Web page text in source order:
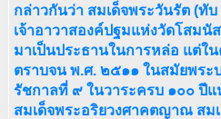
กล่าวกันว่า สมเด็จพระวันรัต (ทั
เจ้าอาวาสองค์ปฐมแห่งวัดโสม
มาเป็นประธานในการหล่อ แต่ใ
ตราบจน พ.ศ. ๒๕๑๑ ในสมัยพร
รัชกาลที่ ๙ ในวาระครบ ๑๐๐ ปี
สมเด็จพระอริยวงศาคตญาณ สม